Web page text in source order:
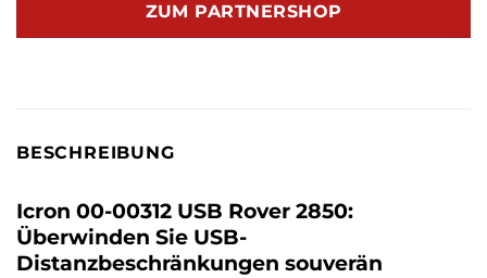
ZUM PARTNERSHOP
BESCHREIBUNG
Icron 00-00312 USB Rover 2850:
Überwinden Sie USB-
Distanzbeschränkungen souverän